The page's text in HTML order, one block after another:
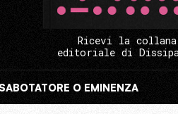
Ricevi la collana
editoriale di
O EMINENZA